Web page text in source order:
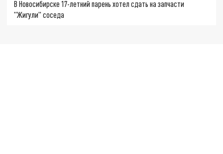
В Новосибирске 17-летний парень хотел сдать на запчасти
"Жигули" соседа